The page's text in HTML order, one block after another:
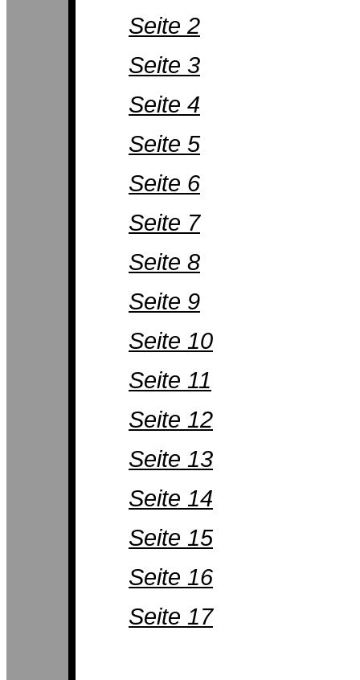
Seite 2
Seite 3
Seite 4
Seite 5
Seite 6
Seite 7
Seite 8
Seite 9
Seite 10
Seite 11
Seite 12
Seite 13
Seite 14
Seite 15
Seite 16
Seite 17